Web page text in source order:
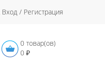
Вход / Регистрация
0 товар(ов)
0 ₽